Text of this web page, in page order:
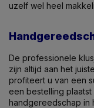
uzelf wel heel
De professionele
zijn altijd aan het
profiteert u van een
een bestelling
handgereedschap in